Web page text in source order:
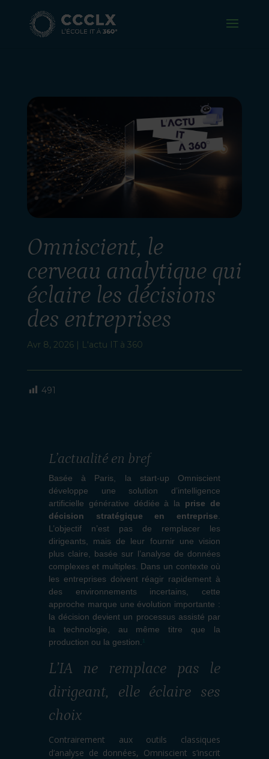
Omniscient, le
cerveau analytique qui
éclaire les décisions
des entreprises
Avr 8, 2026| L'actu IT à 360
491
L’actualité en bref
Basée à Paris, la start-up Omniscient
développe une solution d’intelligence
artificielle générative dédiée à la prise de
décision stratégique en entreprise
L’objectif n’est pas de remplacer les
dirigeants, mais de leur fournir une vision
plus claire, basée sur l’analyse de données
complexes et multiples. Dans un contexte où
les entreprises doivent réagir rapidement à
des environnements incertains, cette
approche marque une évolution importante :
la décision devient un processus assisté par
la technologie, au même titre que la
production ou la gestion. ¹
L’IA ne remplace pas le
dirigeant, elle éclaire ses
choix
Contrairement aux outils classiques
d’analyse de données, Omniscient s’inscrit